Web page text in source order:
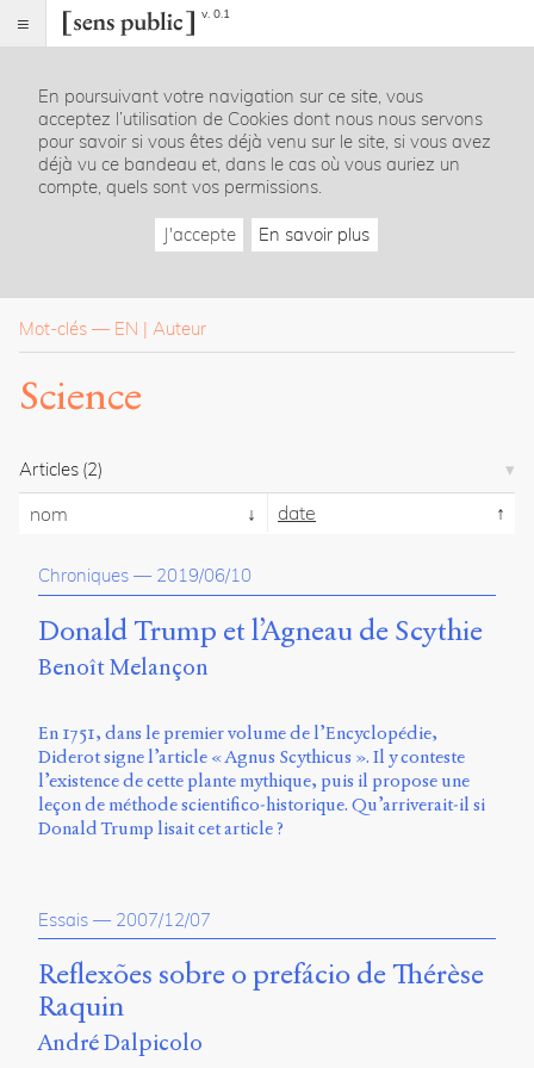
v. 0.1
Index
Rubriques
Essais
La
revue
Présentation
Publier
du
site
Archipel
En
Mastodon
Université
de
Longueuil
Local
B1-
12723
150
En poursuivant votre navigation sur ce site, vous
acceptez l’utilisation de Cookies dont nous nous servons
pour savoir si vous êtes déjà venu sur le site, si vous avez
déjà vu ce bandeau et, dans le cas où vous auriez un
compte, quels sont vos permissions.
J'accepte En savoir plus
Mot-clés — EN Auteur
Science
Articles (2)
nom date
Chroniques — 2019/06/10
Donald Trump et l’Agneau de Scythie
Benoît Melançon
En 1751, dans le premier volume de l’Encyclopédie,
Diderot signe l’article « Agnus Scythicus ». Il y conteste
l’existence de cette plante mythique, puis il propose une
leçon de méthode scientifico-historique. Qu’arriverait-il si
Donald Trump lisait cet article ?
Essais — 2007/12/07
Reflexões sobre o prefácio de Thérèse
Raquin
André Dalpicolo